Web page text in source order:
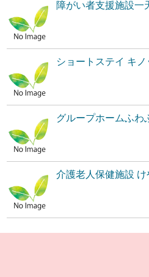
障がい者支援施設一
ショートステイ キ
グループホームふわ
介護老人保健施設